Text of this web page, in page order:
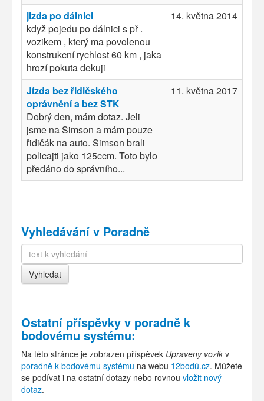
jizda po dálnici
když pojedu po dálnici s př .
vozikem , který ma povolenou
konstrukcní rychlost 60 km , jaka
hrozí pokuta dekuji
14. května 2014
Jízda bez řidičského
oprávnění a bez STK
Dobrý den, mám dotaz. Jeli
jsme na Simson a mám pouze
řidičák na auto. Simson brali
policajti jako 125ccm. Toto bylo
předáno do správního...
11. května 2017
Vyhledávání v Poradně
Ostatní příspěvky v poradně k
bodovému systému:
Na této stránce je zobrazen příspěvek Upraveny vozik v
poradně k bodovému systému na webu 12bodů.cz. Můžete
se podívat i na ostatní dotazy nebo rovnou vložit nový
dotaz.